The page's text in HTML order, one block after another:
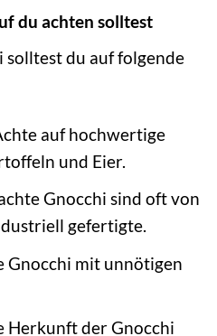
du achten solltest
solltest du auf folgende
auf hochwertige
und Eier.
Gnocchi sind oft von
gefertigte.
Gnocchi mit unnötigen
Herkunft der Gnocchi